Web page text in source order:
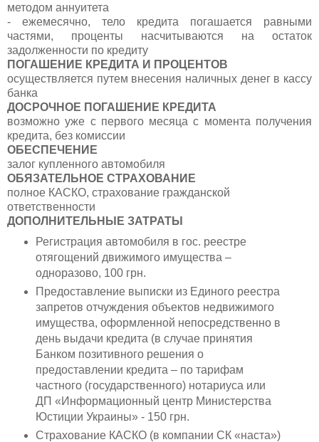
методом аннуитета
- ежемесячно, тело кредита погашается равными
частями, проценты насчитываются на остаток
задолженности по кредиту
ПОГАШЕНИЕ КРЕДИТА И ПРОЦЕНТОВ
осуществляется путем внесения наличных денег в кассу
банка
ДОСРОЧНОЕ ПОГАШЕНИЕ КРЕДИТА
возможно уже с первого месяца с момента получения
кредита, без комиссии
ОБЕСПЕЧЕНИЕ
залог купленного автомобиля
ОБЯЗАТЕЛЬНОЕ СТРАХОВАНИЕ
полное КАСКО, страхование гражданской
ответственности
ДОПОЛНИТЕЛЬНЫЕ ЗАТРАТЫ
Регистрация автомобиля в гос. реестре
отягощений движимого имущества –
одноразово, 100 грн.
Предоставление выписки из Единого реестра
запретов отчуждения объектов недвижимого
имущества, оформленной непосредственно в
день выдачи кредита (в случае принятия
Банком позитивного решения о
предоставлении кредита – по тарифам
частного (государственного) нотариуса или
ДП «Информационный центр Министерства
Юстиции Украины» - 150 грн.
Страхование КАСКО (в компании СК «наста»)